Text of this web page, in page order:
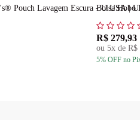
Pouch Lavagem Escura - U USA |
Bolsa Hobo
R$ 279,93
ou 5x de R$
5% OFF no